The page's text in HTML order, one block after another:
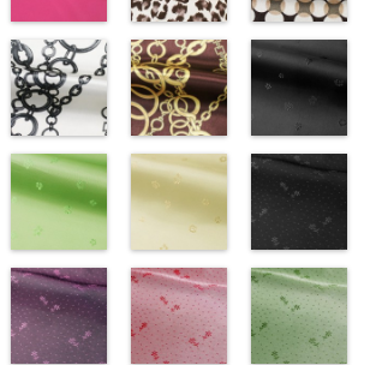
wp-
(777/OT)
http://www.anys.co.jp/wp-
content/uploads/2013/08/777.jpg
777 ピンク
ステル100％
CHARALIST、
DOLCELABY、
JEANNE、
LUNAMARY、
LUNAMARY
ラージサイ
ブラウン
(KKP1092-
55-B/UN)
http://www.anys.co.jp/wp-
55-b.jpg
KKP1092-55-
ブラウン
レオパード柄
100％
DOLCELABY
6000
柄ベージュ
(KKP1092-
93-C/UN)
http://
93-c.jpg
KKP1092-93-
C
ベージュ
幾何学ドット
テル100％
DOLCELABY
6000
wp-
ワイト
(KKP2090-
145-A/UN)
http://www.anys.co.jp/wp-
145-a.jpg
KKP2090-
145-A ホワイ
ト
チェーン
ラウン
(KKP21090-
145-B/UN)
http://www.anys.co.jp/wp-
145-b.jpg
KKP2090-
145-B ブラウ
ン チェーン
(AK203-
55/LT)
http://
content/uploads/
AK203-55 ブ
ラック
花柄
キュプラ
100％
wp-
05/ak203-
(AK203-
27/LT)
http://www.anys.co.jp/wp-
content/uploads/2013/05/ak203-
(AK203-
11/LT)
http://www.anys.co.jp/wp-
content/uploads/2013/05/ak203-
ラック
(AK201-
55/LT)
http://